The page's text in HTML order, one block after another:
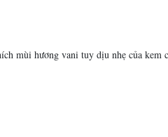
mùi hương vani tuy dịu nhẹ của